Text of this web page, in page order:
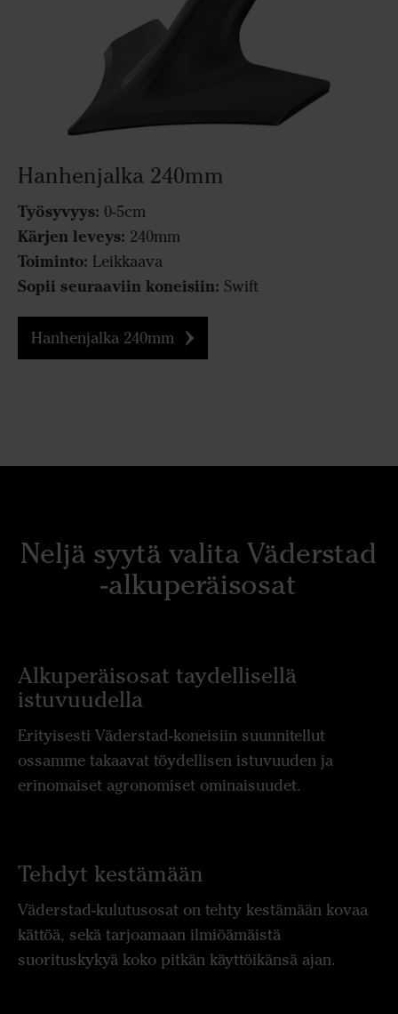
Hanhenjalka 240mm
Työsyvyys: 0-5cm
Kärjen leveys: 240mm
Toiminto: Leikkaava
Sopii seuraaviin koneisiin: Swift
Hanhenjalka 240mm
Neljä syytä valita Väderstad
-alkuperäisosat
Alkuperäisosat taydellisellä
istuvuudella
Erityisesti Väderstad-koneisiin suunnitellut
ossamme takaavat töydellisen istuvuuden ja
erinomaiset agronomiset ominaisuudet.
Tehdyt kestämään
Väderstad-kulutusosat on tehty kestämään kovaa
kättöä, sekä tarjoamaan ilmiöämäistä
suorituskykyä koko pitkän käyttöikänsä ajan.